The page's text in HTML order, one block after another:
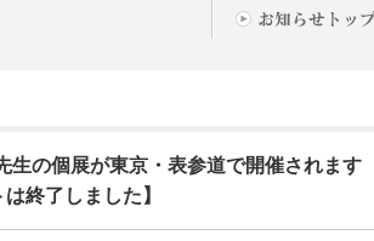
生の個展が東京・表参道で開催されます
終了しました】